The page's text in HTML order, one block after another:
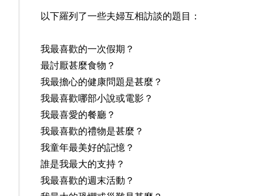
以下羅列了一些夫婦互相訪談的題目：
我最喜歡的一次假期？
最討厭甚麼食物？
我最擔心的健康問題是甚麼？
我最喜歡哪部小說或電影？
我最喜愛的餐廳？
我最喜歡的禮物是甚麼？
我童年最美好的記憶？
誰是我最大的支持？
我最喜歡的週末活動？